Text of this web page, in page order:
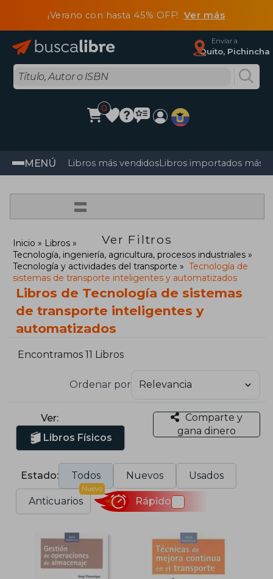
¡Verano con hasta 45% OFF! Ver más
Enviar a
Quito, Pichincha
0
MENÚ Libros más vendidosLibros importados más
=
Ver Filtros
Inicio
Libros
Tecnología, ingeniería, agricultura, procesos industriales
Tecnología y actividades del transporte
Tecnología de
sistemas de transporte inteligentes y automatizados
Libros de Tecnología de sistemas
de transporte inteligentes y
automatizados
Encontramos 11 Libros
Ordenar por
Ver:
Libros Físicos
Comparte y
gana dinero
Estado: Todos Nuevos Usados
Anticuarios
Nuevo
Rápido